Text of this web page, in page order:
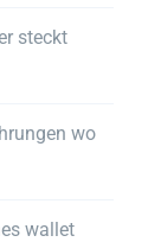
steckt
wo
wallet